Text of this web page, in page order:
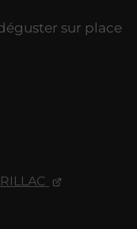
sur place